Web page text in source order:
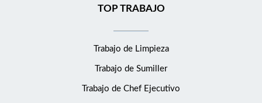
TOP TRABAJO
Trabajo de Limpieza
Trabajo de Sumiller
Trabajo de Chef Ejecutivo